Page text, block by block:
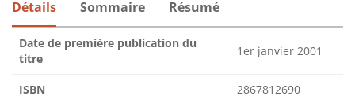
Détails Sommaire Résumé
Date de première publication du
titre
1er janvier 2001
ISBN 2867812690